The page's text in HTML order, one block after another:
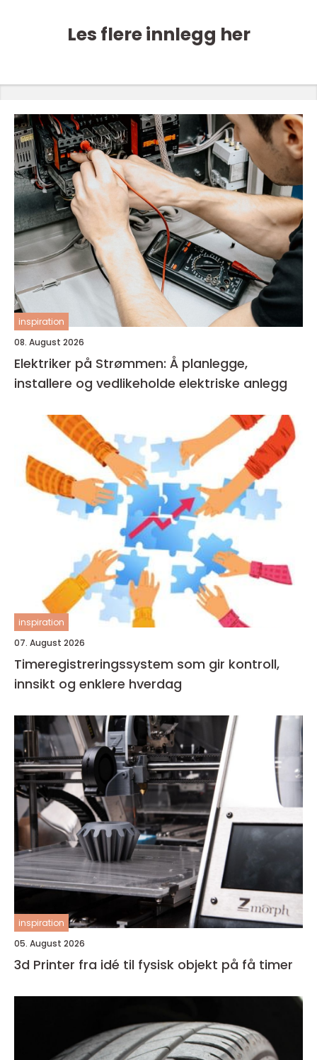
Les flere innlegg her
inspiration
08. August 2026
Elektriker på Strømmen: Å planlegge,
installere og vedlikeholde elektriske anlegg
inspiration
07. August 2026
Timeregistreringssystem som gir kontroll,
innsikt og enklere hverdag
inspiration
05. August 2026
3d Printer fra idé til fysisk objekt på få timer